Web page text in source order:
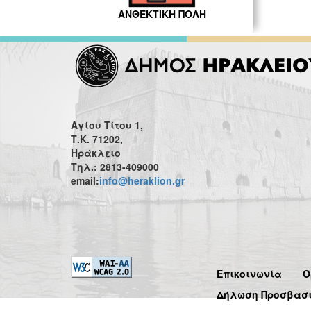
ΑΝΘΕΚΤΙΚΗ ΠΟΛΗ
Αγίου Τίτου 1,
Τ.Κ. 71202,
Ηράκλειο
Τηλ.: 2813-409000
email:info@heraklion.gr
Επικοινωνία
Δήλωση